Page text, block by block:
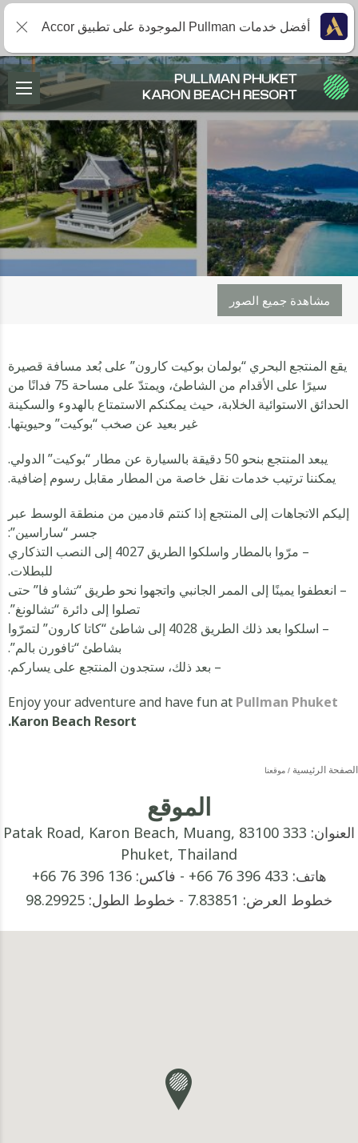
مشاهدة جميع الصور
يقع المنتجع البحري “بولمان بوكيت كارون” على بُعد مسافة قصيرة
سيرًا على الأقدام من الشاطئ، ويمتدّ على مساحة 75 فدانًا من
الحدائق الاستوائية الخلابة، حيث يمكنكم الاستمتاع بالهدوء والسكينة
غير بعيد عن صخب “بوكيت” وحيويتها.
يبعد المنتجع بنحو 50 دقيقة بالسيارة عن مطار “بوكيت” الدولي.
يمكننا ترتيب خدمات نقل خاصة من المطار مقابل رسوم إضافية.
إليكم الاتجاهات إلى المنتجع إذا كنتم قادمين من منطقة الوسط عبر
جسر “ساراسين”:
– مرّوا بالمطار واسلكوا الطريق 4027 إلى النصب التذكاري
للبطلات.
– انعطفوا يمينًا إلى الممر الجانبي واتجهوا نحو طريق “تشاو فا” حتى
تصلوا إلى دائرة “تشالونغ”.
– اسلكوا بعد ذلك الطريق 4028 إلى شاطئ “كاتا كارون” لتمرّوا
بشاطئ “تافورن بالم”.
– بعد ذلك، ستجدون المنتجع على يساركم.
Enjoy your adventure and have fun at Pullman Phuket
Karon Beach Resort.
الصفحة الرئيسية موقعنا
الموقع
العنوان:
333 Patak Road, Karon Beach, Muang, 83100
Phuket, Thailand
هاتف: +66 76 396 433
- فاكس: +66 76 396 136
خطوط العرض: 7.83851
- خطوط الطول: 98.29925
PULLMAN PHUKET
KARON BEACH RESORT
أفضل خدمات Pullman الموجودة على تطبيق Accor